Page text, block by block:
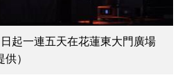
起一連五天在花蓮東大門廣場
）